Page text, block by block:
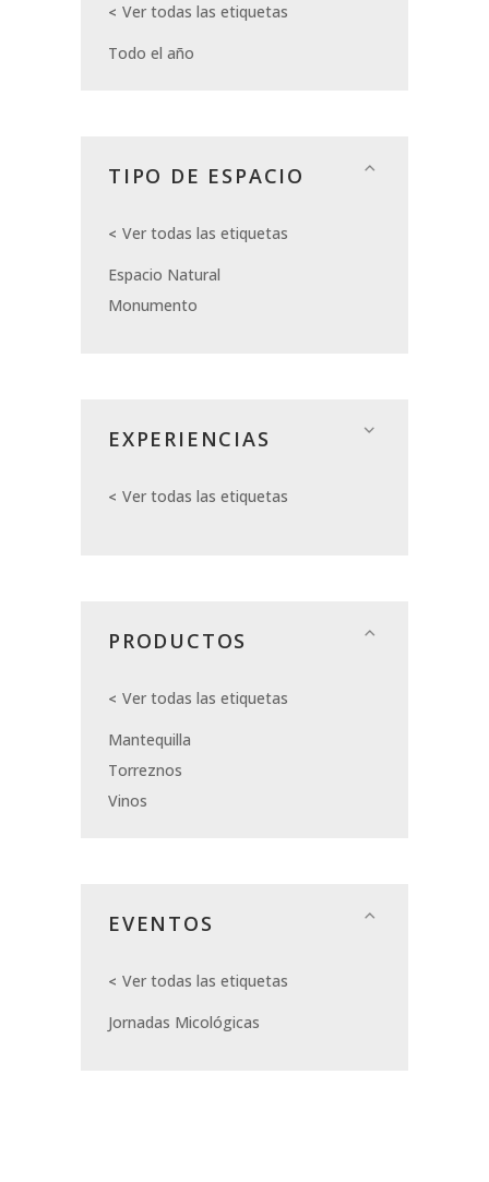
Ver todas las etiquetas
Todo el año
TIPO DE ESPACIO
Ver todas las etiquetas
Espacio Natural
Monumento
EXPERIENCIAS
Ver todas las etiquetas
PRODUCTOS
Ver todas las etiquetas
Mantequilla
Torreznos
Vinos
EVENTOS
Ver todas las etiquetas
Jornadas Micológicas